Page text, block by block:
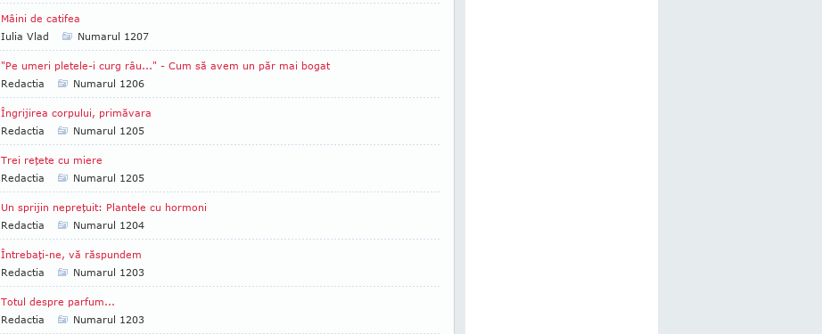
Mâini de catifea
Iulia Vlad
Numarul 1207
"Pe umeri pletele-i curg râu..." - Cum să avem un păr mai bogat
Redactia
Numarul 1206
Îngrijirea corpului, primăvara
Redactia
Numarul 1205
Trei reţete cu miere
Redactia
Numarul 1205
Un sprijin nepreţuit: Plantele cu hormoni
Redactia
Numarul 1204
Întrebaţi-ne, vă răspundem
Redactia
Numarul 1203
Totul despre parfum...
Redactia
Numarul 1203